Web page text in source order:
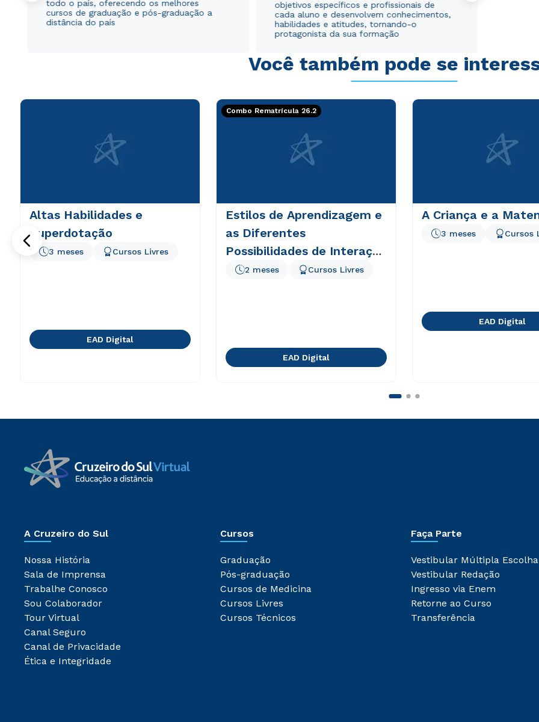
todo o país, oferecendo os melhores
cursos de graduação e pós-graduação a
distância do país
objetivos específicos e profissionais de
cada aluno e desenvolvem conhecimentos,
habilidades e atitudes, tornando-o
protagonista da sua formação
Você também pode se
Altas Habilidades e
Superdotação
3 meses Cursos Livres
EAD Digital
Combo Rematrícula 26.2
Estilos de Aprendizagem e
as Diferentes
Possibilidades de Interação
em EAD
2 meses Cursos Livres
EAD Digital
A Criança e a
3 meses Cursos
EAD Digital
A Cruzeiro do Sul
Nossa História
Sala de Imprensa
Trabalhe Conosco
Sou Colaborador
Tour Virtual
Canal Seguro
Canal de Privacidade
Ética e Integridade
Cursos
Graduação
Pós-graduação
Cursos de Medicina
Cursos Livres
Cursos Técnicos
Faça Parte
Vestibular Múltipla Escolha
Vestibular Redação
Ingresso via Enem
Retorne ao Curso
Transferência
Estou de acordo com aPolítica de Privacidade.
autorizo que meus dados sejam utilizados para o
Estou de acordo com aPolítica de Privacidade.
autorizo que meus dados sejam utilizados para o